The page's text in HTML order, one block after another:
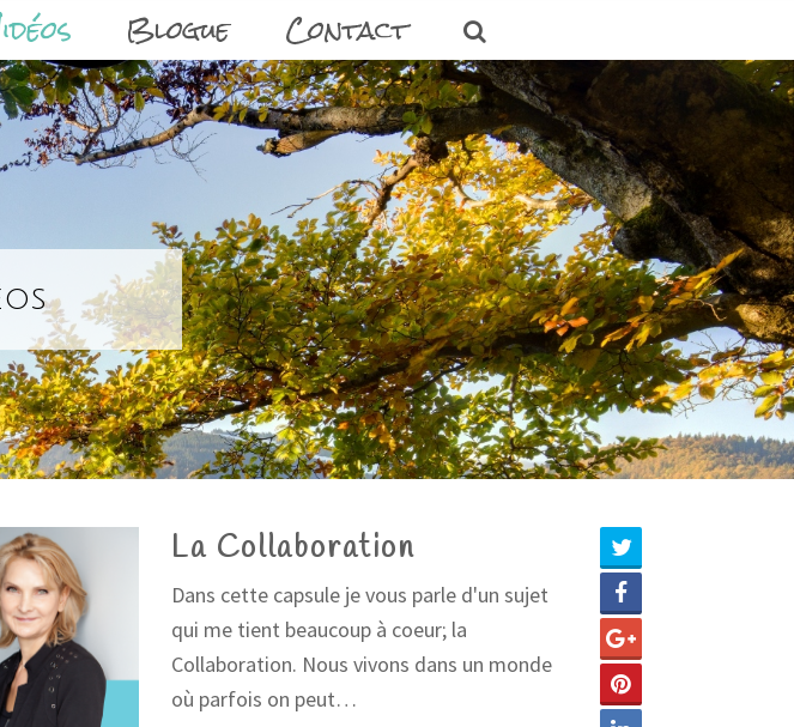
Blogue Contact
La Collaboration
Dans cette capsule je vous parle d'un sujet
qui me tient beaucoup à coeur; la
Collaboration. Nous vivons dans un monde
où parfois on peut…